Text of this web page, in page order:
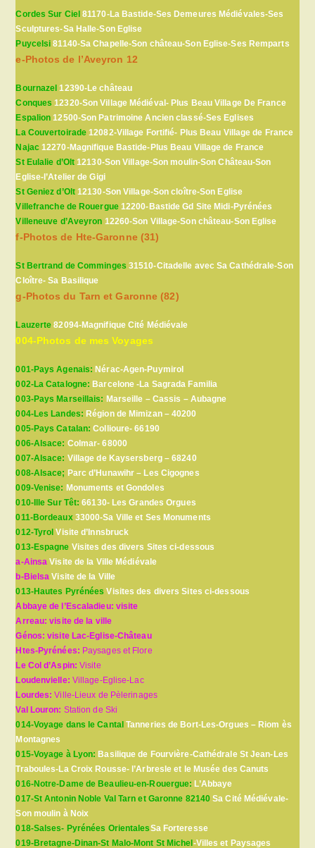
Cordes Sur Ciel 81170-La Bastide-Ses Demeures Médiévales-Ses
Sculptures-Sa Halle-Son Eglise
Puycelsi 81140-Sa Chapelle-Son château-Son Eglise-Ses Remparts
e-Photos de l’Aveyron 12
Bournazel 12390-Le château
Conques 12320-Son Village Médiéval- Plus Beau Village De France
Espalion 12500-Son Patrimoine Ancien classé-Ses Eglises
La Couvertoirade 12082-Village Fortifié- Plus Beau Village de France
Najac12270-Magnifique Bastide-Plus Beau Village de France
St Eulalie d’Olt 12130-Son Village-Son moulin-Son Château-Son
Eglise-l’Atelier de Gigi
St Geniez d’Olt12130-Son Village-Son cloître-Son Eglise
Villefranche de Rouergue12200-Bastide Gd Site Midi-Pyrénées
Villeneuve d’Aveyron 12260-Son Village-Son château-Son Eglise
f-Photos de Hte-Garonne (31)
St Bertrand de Comminges 31510-Citadelle avec Sa Cathédrale-Son
Cloître- Sa Basilique
g-Photos du Tarn et Garonne (82)
Lauzerte 82094-Magnifique Cité Médiévale
004-Photos de mes Voyages
001-Pays Agenais: Nérac-Agen-Puymirol
002-La Catalogne: Barcelone -La Sagrada Familia
003-Pays Marseillais: Marseille – Cassis – Aubagne
004-Les Landes: Région de Mimizan – 40200
005-Pays Catalan:Collioure- 66190
006-Alsace: Colmar- 68000
007-Alsace: Village de Kaysersberg – 68240
008-Alsace; Parc d’Hunawihr – Les Cigognes
009-Venise: Monuments et Gondoles
010-Ille Sur Têt:66130- Les Grandes Orgues
011-Bordeaux33000-Sa Ville et Ses Monuments
012-Tyrol Visite d’Innsbruck
013-Espagne Visites des divers Sites ci-dessous
a-Ainsa Visite de la Ville Médiévale
b-Bielsa Visite de la Ville
013-Hautes Pyrénées Visites des divers Sites ci-dessous
Abbaye de l’Escaladieu: visite
Arreau: visite de la ville
Génos: visite Lac-Eglise-Château
Htes-Pyrénées: Paysages et Flore
Le Col d’Aspin:Visite
Loudenvielle: Village-Eglise-Lac
Lourdes:Ville-Lieux de Pèlerinages
Val Louron: Station de Ski
014-Voyage dans le Cantal Tanneries de Bort-Les-Orgues – Riom ès
Montagnes
015-Voyage à Lyon: Basilique de Fourvière-Cathédrale St Jean-Les
Traboules-La Croix Rousse- l’Arbresle et le Musée des Canuts
016-Notre-Dame de Beaulieu-en-Rouergue: L’Abbaye
017-St Antonin Noble Val Tarn et Garonne 82140 Sa Cité Médiévale-
Son moulin à Noix
018-Salses- Pyrénées OrientalesSa Forteresse
019-Bretagne-Dinan-St Malo-Mont St Michel -Villes et Paysages